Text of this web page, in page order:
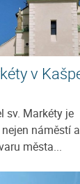
v
sv. Markéty je
náměstí
města...